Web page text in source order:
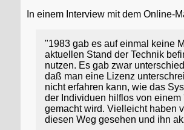
In einem Interview mit dem Online-
"1983 gab es auf einmal keine
aktuellen Stand der Technik
nutzen. Es gab zwar
daß man eine Lizenz
nicht erfahren kann, wie das
der Individuen hilflos von
gemacht wird. Vielleicht haben
diesen Weg gesehen und ihn